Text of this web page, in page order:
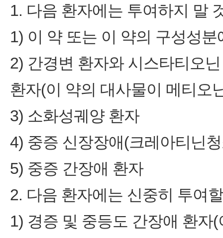
1. 다음 환자에는 투여하지 말
1) 이 약 또는 이 약의 구성성
2) 간경변 환자와 시스타티오
환자(이 약의 대사물이 메티오
3) 소화성궤양 환자
4) 중증 신장장애(크레아티닌
5) 중증 간장애 환자
2. 다음 환자에는 신중히 투여
1) 경증 및 중등도 간장애 환자